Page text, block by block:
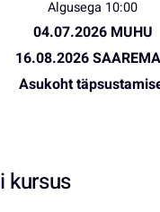
Algusega 10:00
04.07.2026 MUHU
16.08.2026
Asukoht
kursus